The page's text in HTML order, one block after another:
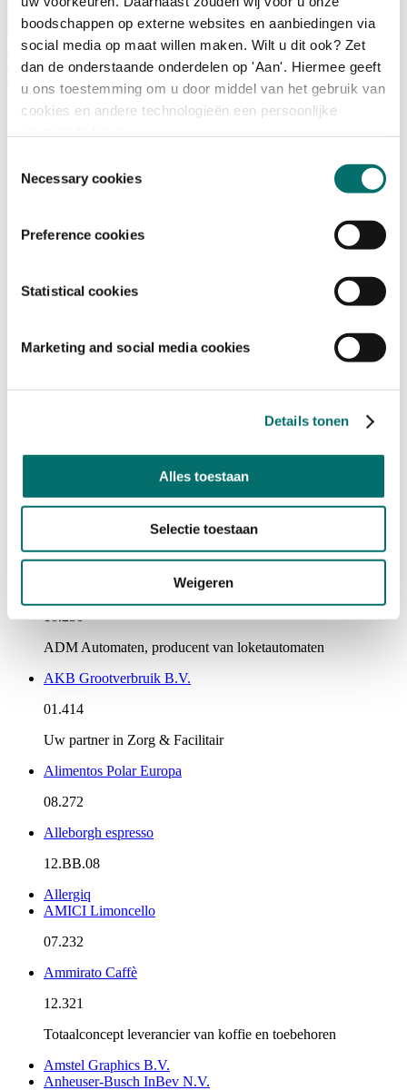
boodschappen op externe websites en aanbiedingen via
social media op maat willen maken. Wilt u dit ook? Zet
dan de onderstaande onderdelen op 'Aan'. Hiermee geeft
u ons toestemming om u door middel van het gebruik van
cookies en andere technologieën een persoonlijke
Necessary cookies
Preference cookies
Statistical cookies
Marketing and social media cookies
Details tonen
Alles toestaan
Selectie toestaan
Weigeren
Bezoeken
Over Horecava
NIEUWSBRIEF
Home
Exposanten Horecava
Exposanten Horecava 2027
24 ICE BV / Kesbeke
2Wine - Wijn in blik
ABS Barsuppliers - Old Dutch Distillers
ACAI Benelux B.V.
12.BB.01
ADM Automaten B.V.
10.230
ADM Automaten, producent van loketautomaten
AKB Grootverbruik B.V.
01.414
Uw partner in Zorg & Facilitair
Alimentos Polar Europa
08.272
Alleborgh espresso
12.BB.08
Allergiq
AMICI Limoncello
07.232
Ammirato Caffè
12.321
Totaalconcept leverancier van koffie en toebehoren
Amstel Graphics B.V.
Anheuser-Busch InBev N.V.